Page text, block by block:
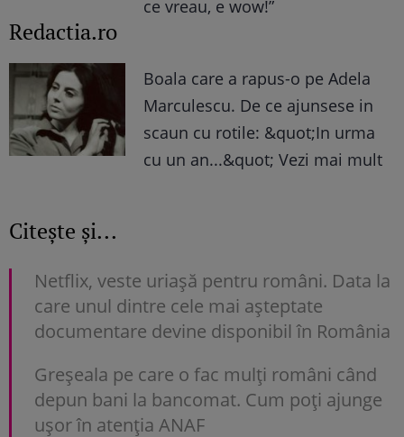
ce vreau, e wow!”
Redactia.ro
Boala care a rapus-o pe Adela
Marculescu. De ce ajunsese in
scaun cu rotile: &quot;In urma
cu un an...&quot; Vezi mai mult
Citește și...
Netflix, veste uriașă pentru români. Data la
care unul dintre cele mai așteptate
documentare devine disponibil în România
Greșeala pe care o fac mulți români când
depun bani la bancomat. Cum poți ajunge
uşor în atenția ANAF